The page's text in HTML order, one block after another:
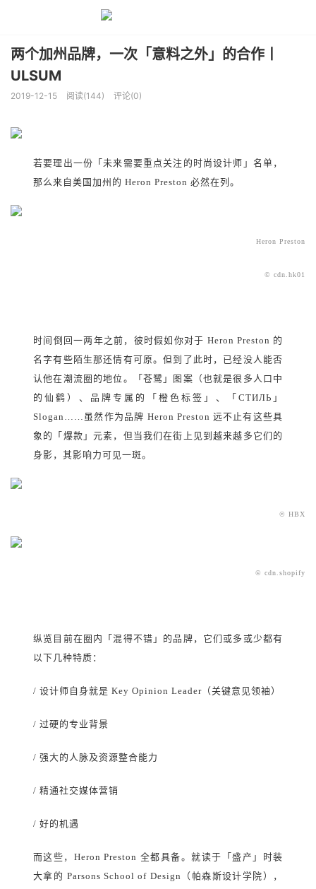
两个加州品牌，一次「意料之外」的合作丨
ULSUM
2019-12-15 阅读(144) 评论(0)
若要理出一份「未来需要重点关注的时尚设计师」名单，
那么来自美国加州的 Heron Preston 必然在列。
Heron Preston
© cdn.hk01
时间倒回一两年之前，彼时假如你对于 Heron Preston 的
名字有些陌生那还情有可原。但到了此时，已经没人能否
认他在潮流圈的地位。「苍鹭」图案（也就是很多人口中
的仙鹤）、品牌专属的「橙色标签」、「СТИЛЬ」
Slogan……虽然作为品牌 Heron Preston 远不止有这些具
象的「爆款」元素，但当我们在街上见到越来越多它们的
身影，其影响力可见一斑。
© HBX
© cdn.shopify
纵览目前在圈内「混得不错」的品牌，它们或多或少都有
以下几种特质：
/ 设计师自身就是 Key Opinion Leader（关键意见领袖）
/ 过硬的专业背景
/ 强大的人脉及资源整合能力
/ 精通社交媒体营销
/ 好的机遇
而这些，Heron Preston 全都具备。就读于「盛产」时装
大拿的 Parsons School of Design（帕森斯设计学院），